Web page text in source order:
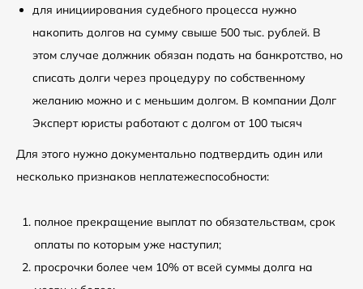
для инициирования судебного процесса нужно
накопить долгов на сумму свыше 500 тыс. рублей. В
этом случае должник обязан подать на банкротство, но
списать долги через процедуру по собственному
желанию можно и с меньшим долгом. В компании Долг
Эксперт юристы работают с долгом от 100 тысяч
Для этого нужно документально подтвердить один или
несколько признаков неплатежеспособности:
полное прекращение выплат по обязательствам, срок
оплаты по которым уже наступил;
просрочки более чем 10% от всей суммы долга на